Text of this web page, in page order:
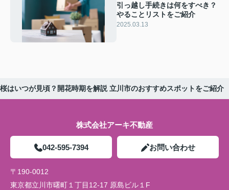
引っ越し手続きは何をすべき？
やることリストをご紹介
2025.03.13
はいつが見頃？開花時期を解説 立川市のおすすめスポットをご紹介
株式会社アーキ不動産
042-595-7394 お問い合わせ
〒190-0012
東京都立川市曙町１丁目12-17 原島ビル１F